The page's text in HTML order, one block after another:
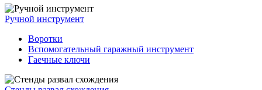
Ручной инструмент
Воротки
Вспомогательный гаражный инструмент
Гаечные ключи